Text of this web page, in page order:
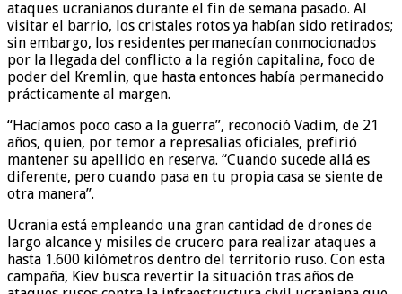
ataques ucranianos durante el fin de semana pasado. Al
visitar el barrio, los cristales rotos ya habían sido retirados;
sin embargo, los residentes permanecían conmocionados
por la llegada del conflicto a la región capitalina, foco de
poder del Kremlin, que hasta entonces había permanecido
prácticamente al margen.
“Hacíamos poco caso a la guerra”, reconoció Vadim, de 21
años, quien, por temor a represalias oficiales, prefirió
mantener su apellido en reserva. “Cuando sucede allá es
diferente, pero cuando pasa en tu propia casa se siente de
otra manera”.
Ucrania está empleando una gran cantidad de drones de
largo alcance y misiles de crucero para realizar ataques a
hasta 1.600 kilómetros dentro del territorio ruso. Con esta
campaña, Kiev busca revertir la situación tras años de